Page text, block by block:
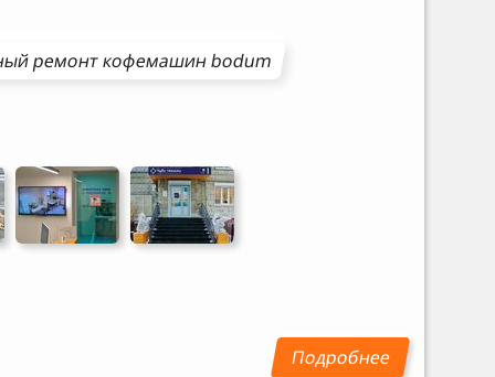
ремонткофемашинbodum